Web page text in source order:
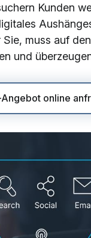
Kunden
muss auf
und
online